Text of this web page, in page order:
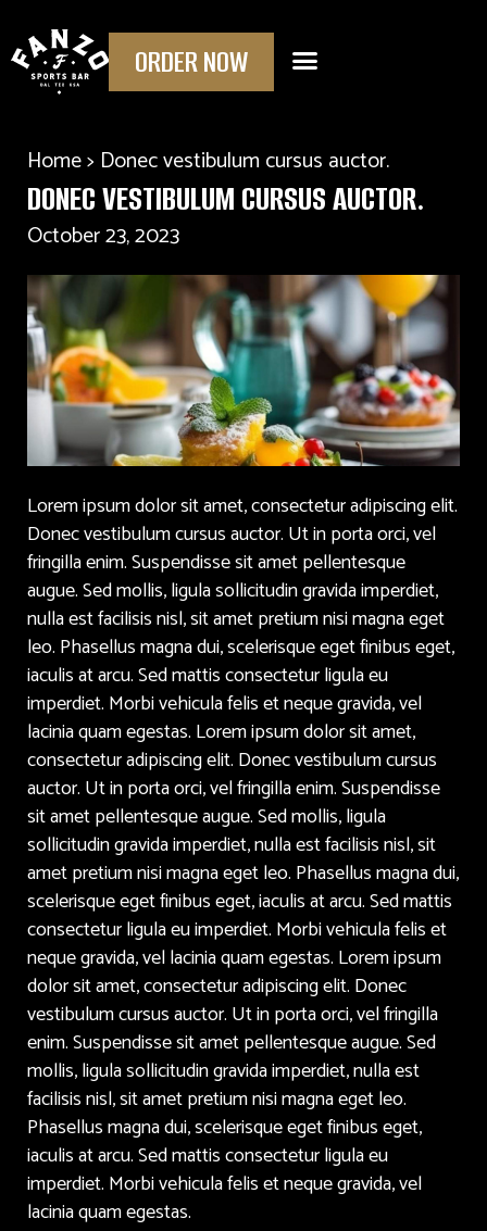
to
content
Menu
ORDER NOW
Home> Donec vestibulum cursus auctor.
DONEC VESTIBULUM CURSUS AUCTOR.
October 23, 2023
Lorem ipsum dolor sit amet, consectetur adipiscing elit.
Donec vestibulum cursus auctor. Ut in porta orci, vel
fringilla enim. Suspendisse sit amet pellentesque
augue. Sed mollis, ligula sollicitudin gravida imperdiet,
nulla est facilisis nisl, sit amet pretium nisi magna eget
leo. Phasellus magna dui, scelerisque eget finibus eget,
iaculis at arcu. Sed mattis consectetur ligula eu
imperdiet. Morbi vehicula felis et neque gravida, vel
lacinia quam egestas. Lorem ipsum dolor sit amet,
consectetur adipiscing elit. Donec vestibulum cursus
auctor. Ut in porta orci, vel fringilla enim. Suspendisse
sit amet pellentesque augue. Sed mollis, ligula
sollicitudin gravida imperdiet, nulla est facilisis nisl, sit
amet pretium nisi magna eget leo. Phasellus magna dui,
scelerisque eget finibus eget, iaculis at arcu. Sed mattis
consectetur ligula eu imperdiet. Morbi vehicula felis et
neque gravida, vel lacinia quam egestas. Lorem ipsum
dolor sit amet, consectetur adipiscing elit. Donec
vestibulum cursus auctor. Ut in porta orci, vel fringilla
enim. Suspendisse sit amet pellentesque augue. Sed
mollis, ligula sollicitudin gravida imperdiet, nulla est
facilisis nisl, sit amet pretium nisi magna eget leo.
Phasellus magna dui, scelerisque eget finibus eget,
iaculis at arcu. Sed mattis consectetur ligula eu
imperdiet. Morbi vehicula felis et neque gravida, vel
lacinia quam egestas.